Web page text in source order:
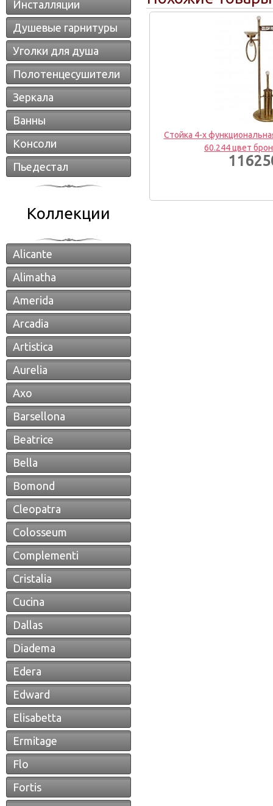
Инсталляции
Душевые гарнитуры
Уголки для душа
Полотенцесушители
Зеркала
Ванны
Консоли
Пьедестал
Коллекции
Alicante
Alimatha
Amerida
Arcadia
Artistica
Aurelia
Axo
Barsellona
Beatrice
Bella
Bomond
Cleopatra
Colosseum
Complementi
Cristalia
Cucina
Dallas
Diadema
Edera
Edward
Elisabetta
Ermitage
Flo
Fortis
Стойка 4-х
60.244 цвет